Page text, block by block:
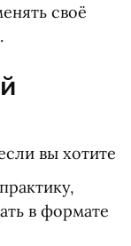
своё
вы хотите
в формате